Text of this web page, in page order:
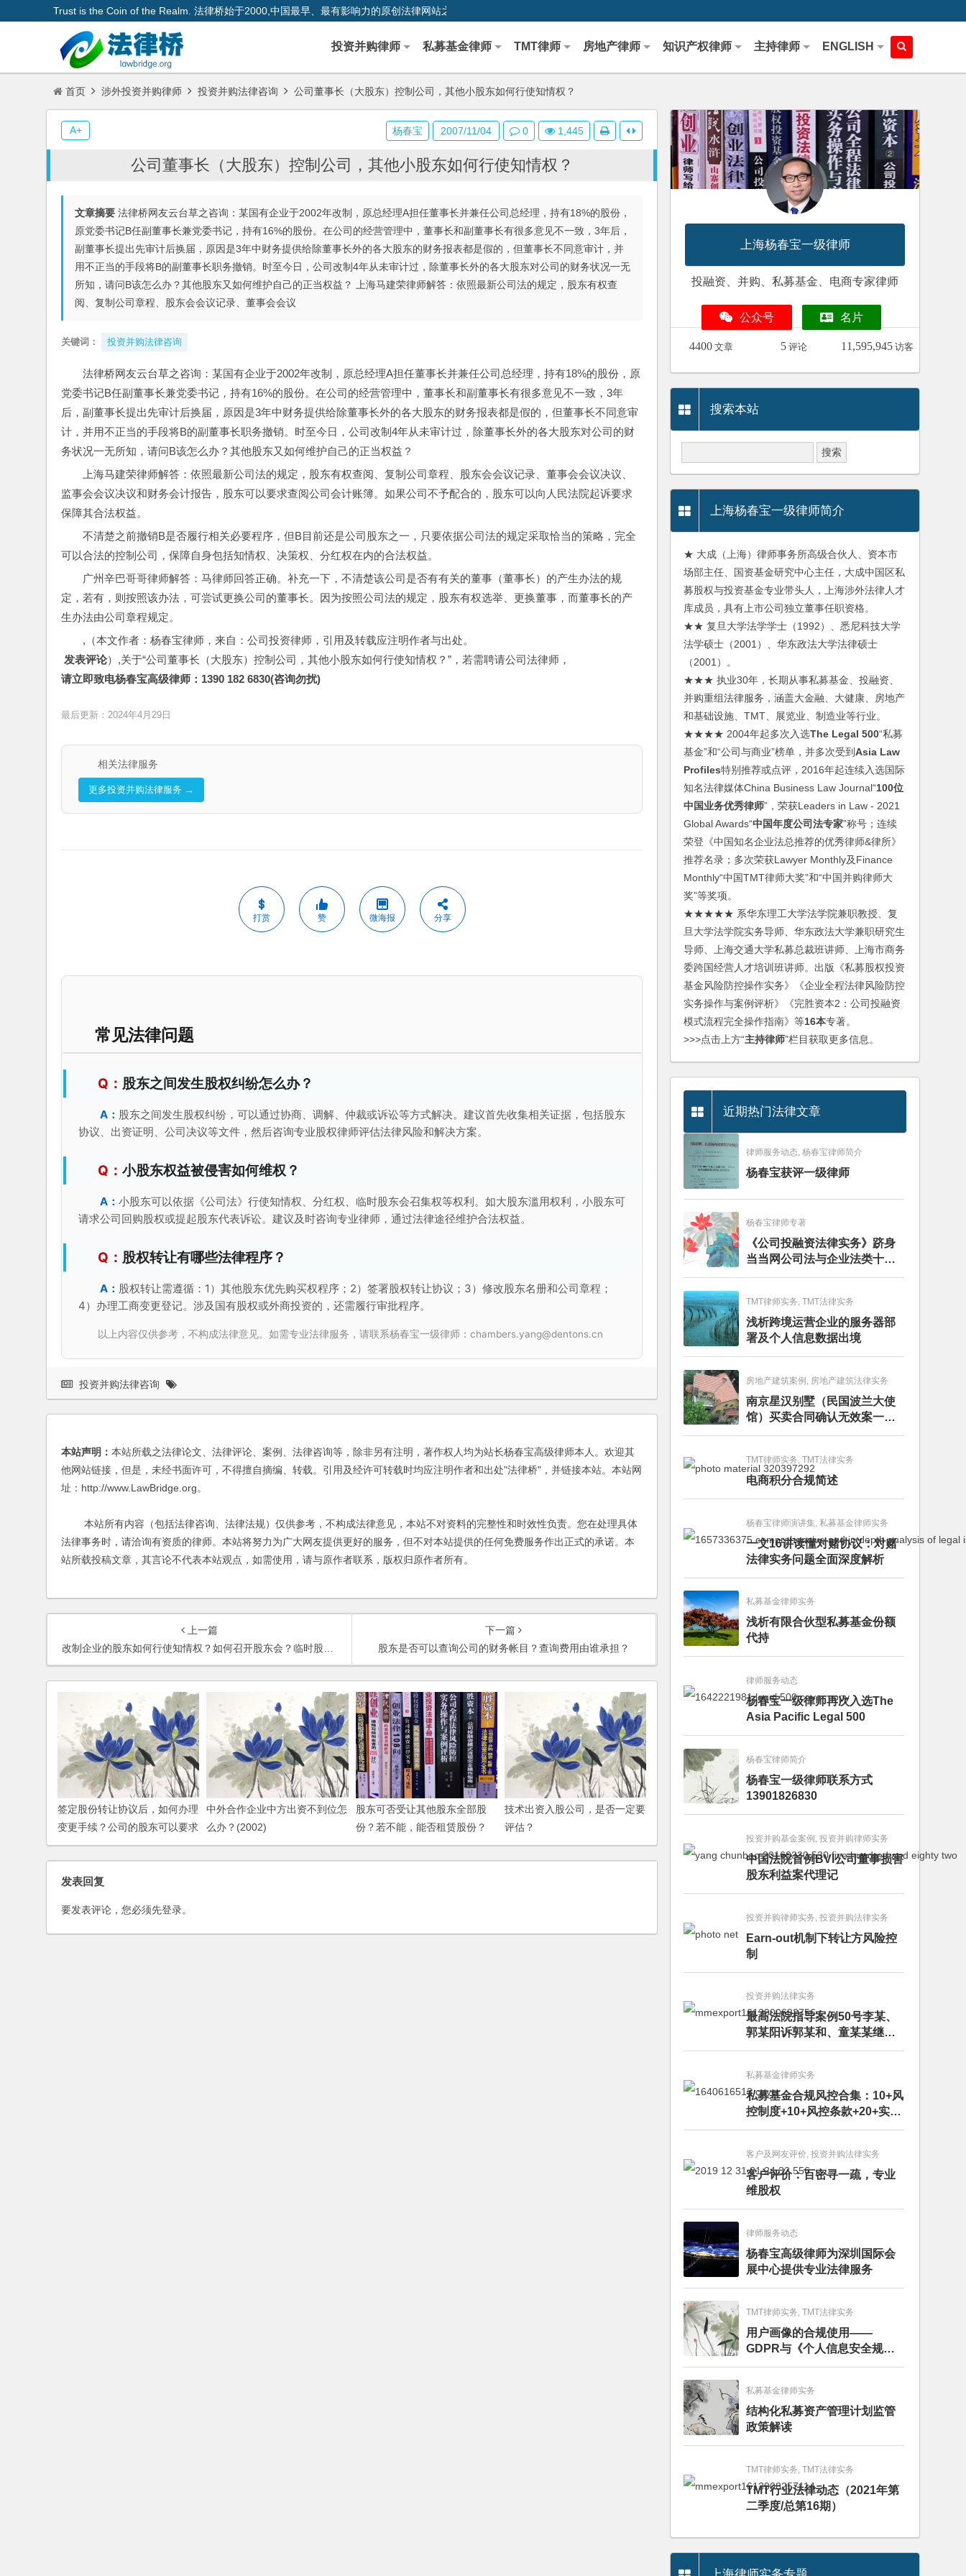
Trust is the Coin of the Realm. 法律桥始于2000,中国最早、最有影响力的原创法律网站之一
投资并购律师 私募基金律师 TMT律师 房地产律师 知识产权律师 主持律师 ENGLISH
首页 涉外投资并购律师 投资并购法律咨询 公司董事长（大股东）控制公司，其他小股东如何行使知情权？
公司董事长（大股东）控制公司，其他小股东如何行使知情权？
文章摘要 法律桥网友云台草之咨询：某国有企业于2002年改制，原总经理A担任董事长并兼任公司总经理，持有18%的股份，
原党委书记B任副董事长兼党委书记，持有16%的股份。在公司的经营管理中，董事长和副董事长有很多意见不一致，3年后，
副董事长提出先审计后换届，原因是3年中财务提供给除董事长外的各大股东的财务报表都是假的，但董事长不同意审计，并
用不正当的手段将B的副董事长职务撤销。时至今日，公司改制4年从未审计过，除董事长外的各大股东对公司的财务状况一无
所知，请问B该怎么办？其他股东又如何维护自己的正当权益？ 上海马建荣律师解答：依照最新公司法的规定，股东有权查
阅、复制公司章程、股东会会议记录、董事会会议
关键词： 投资并购法律咨询
法律桥网友云台草之咨询：某国有企业于2002年改制，原总经理A担任董事长并兼任公司总经理，持有18%的股份，原
党委书记B任副董事长兼党委书记，持有16%的股份。在公司的经营管理中，董事长和副董事长有很多意见不一致，3年
后，副董事长提出先审计后换届，原因是3年中财务提供给除董事长外的各大股东的财务报表都是假的，但董事长不同意审
计，并用不正当的手段将B的副董事长职务撤销。时至今日，公司改制4年从未审计过，除董事长外的各大股东对公司的财
务状况一无所知，请问B该怎么办？其他股东又如何维护自己的正当权益？
上海马建荣律师解答：依照最新公司法的规定，股东有权查阅、复制公司章程、股东会会议记录、董事会会议决议、
监事会会议决议和财务会计报告，股东可以要求查阅公司会计账簿。如果公司不予配合的，股东可以向人民法院起诉要求
保障其合法权益。
不清楚之前撤销B是否履行相关必要程序，但B目前还是公司股东之一，只要依据公司法的规定采取恰当的策略，完全
可以合法的控制公司，保障自身包括知情权、决策权、分红权在内的合法权益。
广州辛巴哥哥律师解答：马律师回答正确。补充一下，不清楚该公司是否有有关的董事（董事长）的产生办法的规
定，若有，则按照该办法，可尝试更换公司的董事长。因为按照公司法的规定，股东有权选举、更换董事，而董事长的产
生办法由公司章程规定。
,（本文作者：杨春宝律师，来自：公司投资律师，引用及转载应注明作者与出处。
发表评论）,关于“公司董事长（大股东）控制公司，其他小股东如何行使知情权？”，若需聘请公司法律师，
请立即致电杨春宝高级律师：1390 182 6830(咨询勿扰)
最后更新：2024年4月29日
相关法律服务
更多投资并购法律服务 →
打赏 赞 微海报 分享
常见法律问题
股东之间发生股权纠纷怎么办？
股东之间发生股权纠纷，可以通过协商、调解、仲裁或诉讼等方式解决。建议首先收集相关证据，包括股东
协议、出资证明、公司决议等文件，然后咨询专业股权律师评估法律风险和解决方案。
小股东权益被侵害如何维权？
小股东可以依据《公司法》行使知情权、分红权、临时股东会召集权等权利。如大股东滥用权利，小股东可
请求公司回购股权或提起股东代表诉讼。建议及时咨询专业律师，通过法律途径维护合法权益。
股权转让有哪些法律程序？
股权转让需遵循：1）其他股东优先购买权程序；2）签署股权转让协议；3）修改股东名册和公司章程；
4）办理工商变更登记。涉及国有股权或外商投资的，还需履行审批程序。
以上内容仅供参考，不构成法律意见。如需专业法律服务，请联系杨春宝一级律师：chambers.yang@dentons.cn
杨春宝 2007/11/04 0 1,445
A+
投资并购法律咨询
本站声明： 本站所载之法律论文、法律评论、案例、法律咨询等，除非另有注明，著作权人均为站长杨春宝高级律师本人。欢迎其
他网站链接，但是，未经书面许可，不得擅自摘编、转载。引用及经许可转载时均应注明作者和出处"法律桥"，并链接本站。本站网
址：http://www.LawBridge.org。
本站所有内容（包括法律咨询、法律法规）仅供参考，不构成法律意见，本站不对资料的完整性和时效性负责。您在处理具体
法律事务时，请洽询有资质的律师。本站将努力为广大网友提供更好的服务，但不对本站提供的任何免费服务作出正式的承诺。本
站所载投稿文章，其言论不代表本站观点，如需使用，请与原作者联系，版权归原作者所有。
上一篇
改制企业的股东如何行使知情权？如何召开股东会？临时股东会可以解散董事会吗？
下一篇
股东是否可以查询公司的财务帐目？查询费用由谁承担？
签定股份转让协议后，如何办理
变更手续？公司的股东可以要求
公司支付工资吗？
中外合作企业中方出资不到位怎
么办？(2002)
股东可否受让其他股东全部股
份？若不能，能否租赁股份？
技术出资入股公司，是否一定要
评估？
发表回复
要发表评论，您必须先登录。
上海杨春宝一级律师
投融资、并购、私募基金、电商专家律师
公众号 名片
4400 文章 5 评论 11,595,945 访客
搜索本站
上海杨春宝一级律师简介
★ 大成（上海）律师事务所高级合伙人、资本市
场部主任、国资基金研究中心主任，大成中国区私
募股权与投资基金专业带头人，上海涉外法律人才
库成员，具有上市公司独立董事任职资格。
★★ 复旦大学法学学士（1992）、悉尼科技大学
法学硕士（2001）、华东政法大学法律硕士
（2001）。
★★★ 执业30年，长期从事私募基金、投融资、
并购重组法律服务，涵盖大金融、大健康、房地产
和基础设施、TMT、展览业、制造业等行业。
★★★★ 2004年起多次入选The Legal 500“私募
基金”和“公司与商业”榜单，并多次受到Asia Law
Profiles特别推荐或点评，2016年起连续入选国际
知名法律媒体China Business Law Journal“100位
中国业务优秀律师”，荣获Leaders in Law - 2021
Global Awards“中国年度公司法专家”称号；连续
荣登《中国知名企业法总推荐的优秀律师&律所》
推荐名录；多次荣获Lawyer Monthly及Finance
Monthly“中国TMT律师大奖”和“中国并购律师大
奖”等奖项。
★★★★★ 系华东理工大学法学院兼职教授、复
旦大学法学院实务导师、华东政法大学兼职研究生
导师、上海交通大学私募总裁班讲师、上海市商务
委跨国经营人才培训班讲师。出版《私募股权投资
基金风险防控操作实务》《企业全程法律风险防控
实务操作与案例评析》《完胜资本2：公司投融资
模式流程完全操作指南》等16本专著。
>>>点击上方“主持律师”栏目获取更多信息。
近期热门法律文章
律师服务动态, 杨春宝律师简介
杨春宝获评一级律师
杨春宝律师专著
《公司投融资法律实务》跻身
当当网公司法与企业法类十大
畅销图书榜
TMT律师实务, TMT法律实务
浅析跨境运营企业的服务器部
署及个人信息数据出境
房地产建筑案例, 房地产建筑法律实务
南京星汉别墅（民国波兰大使
馆）买卖合同确认无效案一审
判决书
TMT律师实务, TMT法律实务
电商积分合规简述
杨春宝律师演讲集, 私募基金律师实务
一文16讲读懂对赌协议：对赌
法律实务问题全面深度解析
私募基金律师实务
浅析有限合伙型私募基金份额
代持
律师服务动态
杨春宝一级律师再次入选The
Asia Pacific Legal 500
杨春宝律师简介
杨春宝一级律师联系方式
13901826830
投资并购基金案例, 投资并购律师实务
中国法院首例BVI公司董事损害
股东利益案代理记
投资并购律师实务, 投资并购法律实务
Earn-out机制下转让方风险控
制
投资并购法律实务
最高法院指导案例50号李某、
郭某阳诉郭某和、童某某继承
纠纷案
私募基金律师实务
私募基金合规风控合集：10+风
控制度+10+风控条款+20+实务
文章+每月动态
客户及网友评价, 投资并购法律实务
客户评价：百密寻一疏，专业
维股权
律师服务动态
杨春宝高级律师为深圳国际会
展中心提供专业法律服务
TMT律师实务, TMT法律实务
用户画像的合规使用——
GDPR与《个人信息安全规
范》的比较分析
私募基金律师实务
结构化私募资产管理计划监管
政策解读
TMT律师实务, TMT法律实务
TMT行业法律动态（2021年第
二季度/总第16期）